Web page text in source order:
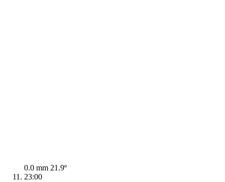
0.0 mm 21.9º
23:00